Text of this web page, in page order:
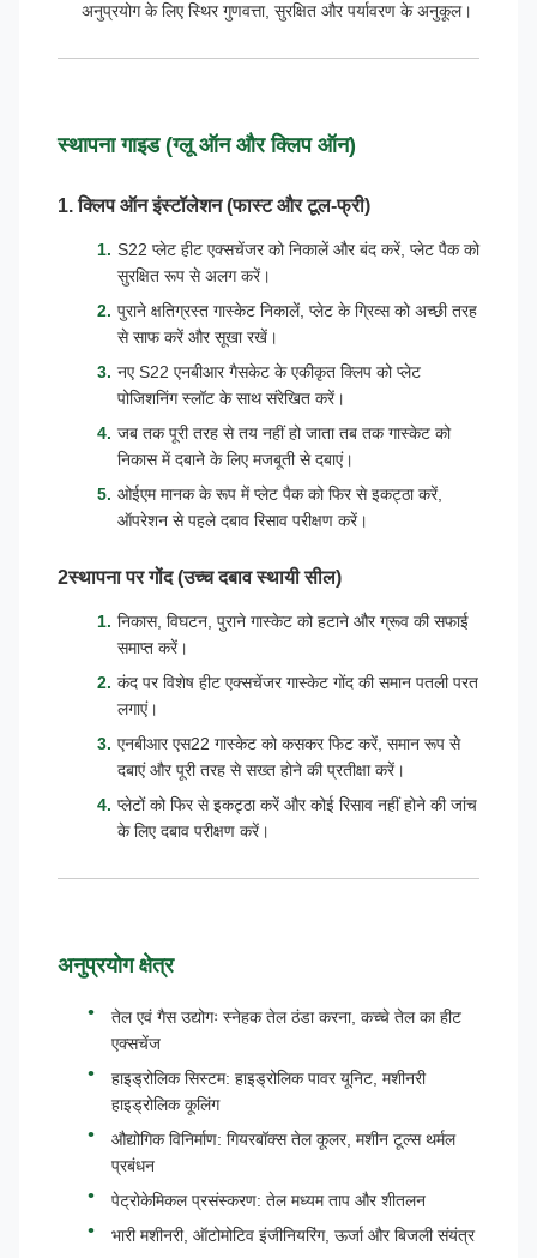
अनुप्रयोग के लिए स्थिर गुणवत्ता, सुरक्षित और पर्यावरण के अनुकूल।
स्थापना गाइड (ग्लू ऑन और क्लिप ऑन)
1. क्लिप ऑन इंस्टॉलेशन (फास्ट और टूल-फ्री)
S22 प्लेट हीट एक्सचेंजर को निकालें और बंद करें, प्लेट पैक को
सुरक्षित रूप से अलग करें।
पुराने क्षतिग्रस्त गास्केट निकालें, प्लेट के ग्रिव्स को अच्छी तरह
से साफ करें और सूखा रखें।
नए S22 एनबीआर गैसकेट के एकीकृत क्लिप को प्लेट
पोजिशनिंग स्लॉट के साथ संरेखित करें।
जब तक पूरी तरह से तय नहीं हो जाता तब तक गास्केट को
निकास में दबाने के लिए मजबूती से दबाएं।
ओईएम मानक के रूप में प्लेट पैक को फिर से इकट्ठा करें,
ऑपरेशन से पहले दबाव रिसाव परीक्षण करें।
2स्थापना पर गोंद (उच्च दबाव स्थायी सील)
निकास, विघटन, पुराने गास्केट को हटाने और ग्रूव की सफाई
समाप्त करें।
कंद पर विशेष हीट एक्सचेंजर गास्केट गोंद की समान पतली परत
लगाएं।
एनबीआर एस22 गास्केट को कसकर फिट करें, समान रूप से
दबाएं और पूरी तरह से सख्त होने की प्रतीक्षा करें।
प्लेटों को फिर से इकट्ठा करें और कोई रिसाव नहीं होने की जांच
के लिए दबाव परीक्षण करें।
अनुप्रयोग क्षेत्र
तेल एवं गैस उद्योगः स्नेहक तेल ठंडा करना, कच्चे तेल का हीट
एक्सचेंज
हाइड्रोलिक सिस्टम: हाइड्रोलिक पावर यूनिट, मशीनरी
हाइड्रोलिक कूलिंग
औद्योगिक विनिर्माण: गियरबॉक्स तेल कूलर, मशीन टूल्स थर्मल
प्रबंधन
पेट्रोकेमिकल प्रसंस्करण: तेल मध्यम ताप और शीतलन
भारी मशीनरी, ऑटोमोटिव इंजीनियरिंग, ऊर्जा और बिजली संयंत्र